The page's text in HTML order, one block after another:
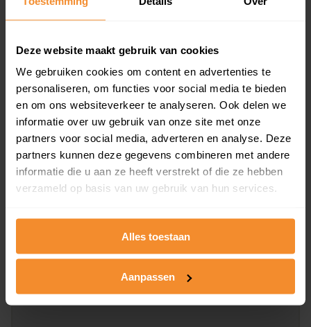
Deze website maakt gebruik van cookies
We gebruiken cookies om content en advertenties te
personaliseren, om functies voor social media te bieden
en om ons websiteverkeer te analyseren. Ook delen we
informatie over uw gebruik van onze site met onze
partners voor social media, adverteren en analyse. Deze
partners kunnen deze gegevens combineren met andere
informatie die u aan ze heeft verstrekt of die ze hebben
verzameld op basis van uw gebruik van hun services.
Alles toestaan
Aanpassen
Bekijk product
Direct leverbaar
Een uitgebreid overzicht van het perceel en
dit inclusief de luchtfoto!